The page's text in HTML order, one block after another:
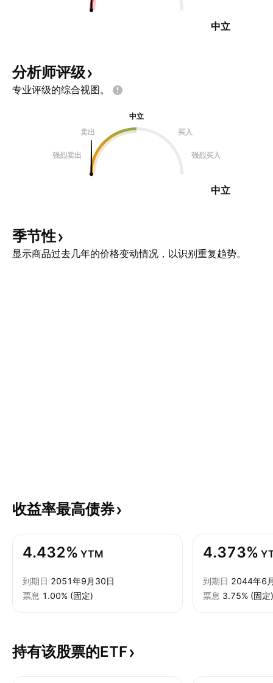
中立
分析师评级
专业评级的综合视图。
中立
卖出
买入
强烈卖出 强烈买入
中立
季节性
显示商品过去几年的价格变动情况，以识别重复趋势。
收益率最高债券
4.432% YTM
到期日 2051年9月30日
票息 1.00% (固定)
4.373%
到期日 2044年6
票息 3.75% (固定)
持有该股票的ETF